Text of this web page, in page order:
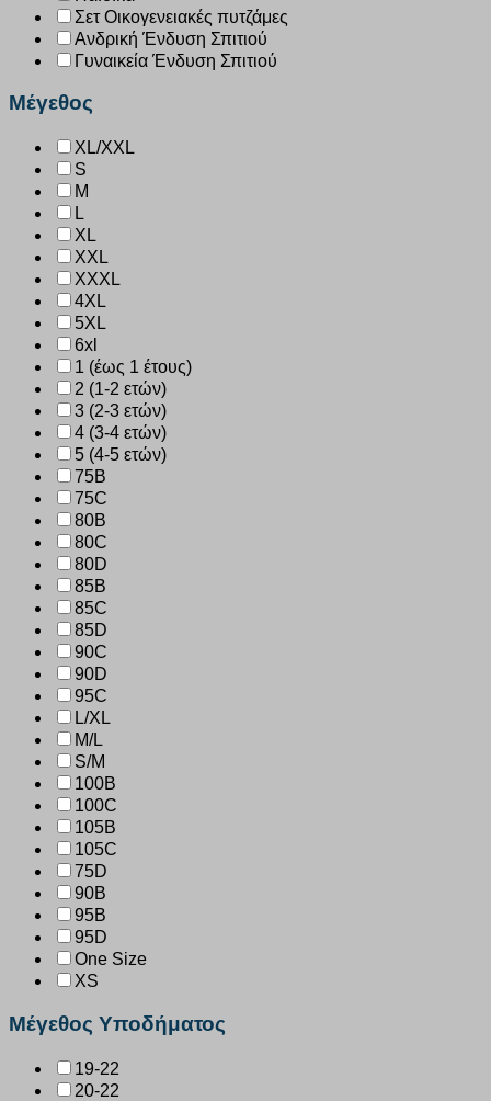
Σετ Οικογενειακές πυτζάμες
Ανδρική Ένδυση Σπιτιού
Γυναικεία Ένδυση Σπιτιού
Μέγεθος
XL/XXL
S
M
L
XL
XXL
XXXL
4XL
5XL
6xl
1 (έως 1 έτους)
2 (1-2 ετών)
3 (2-3 ετών)
4 (3-4 ετών)
5 (4-5 ετών)
75B
75C
80B
80C
80D
85B
85C
85D
90C
90D
95C
L/XL
M/L
S/M
100B
100C
105B
105C
75D
90B
95B
95D
One Size
XS
Μέγεθος Υποδήματος
19-22
20-22